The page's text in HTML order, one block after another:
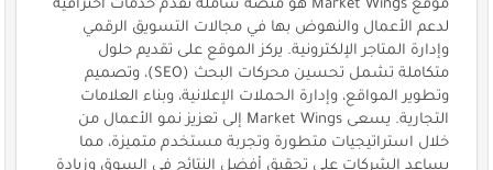
موقع Market Wings هو منصة شاملة تقدم خدمات احترافية
لدعم الأعمال والنهوض بها في مجالات التسويق الرقمي
وإدارة المتاجر الإلكترونية. يركز الموقع على تقديم حلول
متكاملة تشمل تحسين محركات البحث (SEO)، وتصميم
وتطوير المواقع، وإدارة الحملات الإعلانية، وبناء العلامات
التجارية. يسعى Market Wings إلى تعزيز نمو الأعمال من
خلال استراتيجيات متطورة وتجربة مستخدم متميزة، مما
يساعد الشركات على تحقيق أفضل النتائج في السوق وزيادة